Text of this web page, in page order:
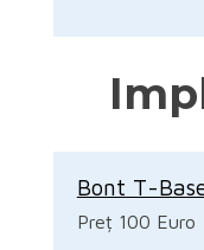
Bont T-
Preț 100 Euro